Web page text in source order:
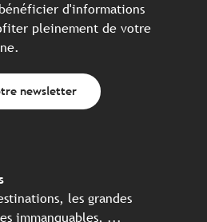
d'informations
pleinement de votre
newsletter
les grandes
immanquables, ...